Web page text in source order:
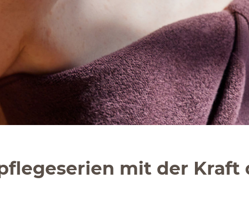
mit der Kraft